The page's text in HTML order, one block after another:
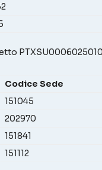
Codice Sede
151045
202970
151841
151112